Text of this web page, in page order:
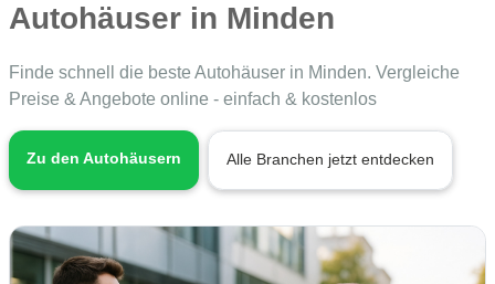
Autohäuser in Minden
Finde schnell die beste Autohäuser in Minden. Vergleiche
Preise & Angebote online - einfach & kostenlos
Zu den Autohäusern Alle Branchen jetzt entdecken